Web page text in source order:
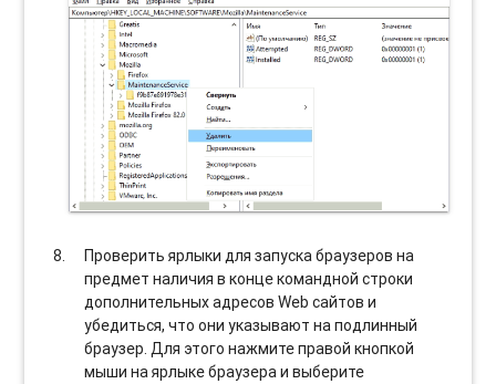
Проверить ярлыки для запуска браузеров на
предмет наличия в конце командной строки
дополнительных адресов Web сайтов и
убедиться, что они указывают на подлинный
браузер. Для этого нажмите правой кнопкой
мыши на ярлыке браузера и выберите